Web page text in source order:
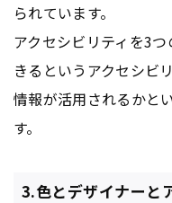
られています。
アクセシビリティを3
きるというアクセシビ
情報が活用されるかと
す。
3.色とデザイナーと